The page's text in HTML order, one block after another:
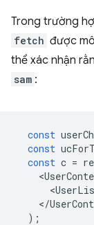
Trong trường
fetch được
thể xác nhận
sam :
const
const
const c =
<
<
</
);